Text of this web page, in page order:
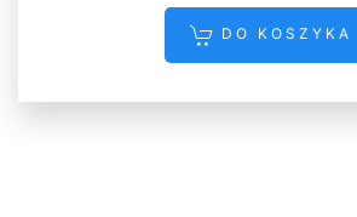
DO KOSZYKA